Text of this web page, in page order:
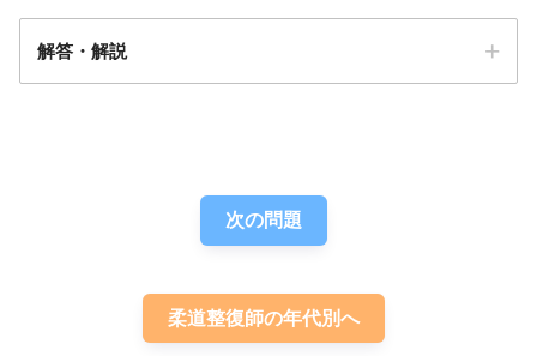
解答・解説
次の問題
柔道整復師の年代別へ